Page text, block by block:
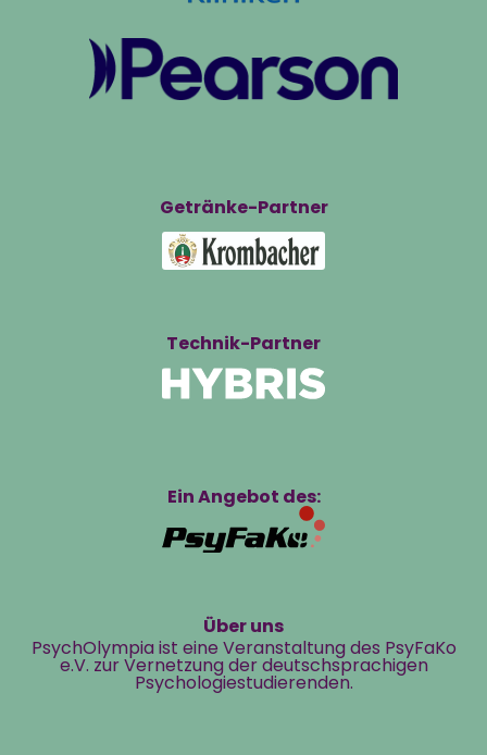
Getränke-Partner
Technik-Partner
Ein Angebot des:
Über uns
PsychOlympia ist eine Veranstaltung des PsyFaKo
e.V. zur Vernetzung der deutschsprachigen
Psychologiestudierenden.